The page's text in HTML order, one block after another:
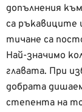
допълнения
са ръкавиците
тичане са
Най-значимо
главата. При
добрата
степента на